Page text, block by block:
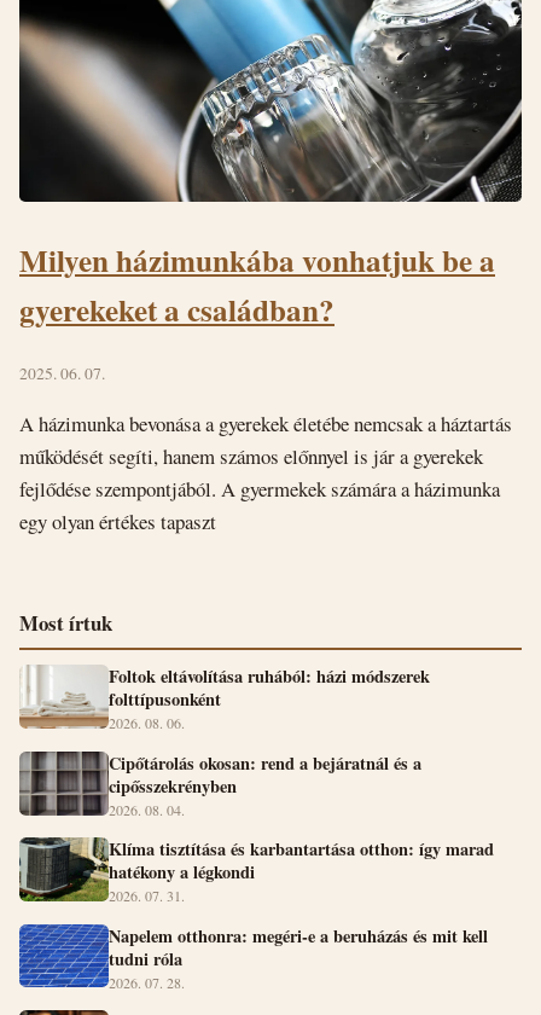
Milyen házimunkába vonhatjuk be a
gyerekeket a családban?
2025. 06. 07.
A házimunka bevonása a gyerekek életébe nemcsak a háztartás
működését segíti, hanem számos előnnyel is jár a gyerekek
fejlődése szempontjából. A gyermekek számára a házimunka
egy olyan értékes tapaszt
Most írtuk
Foltok eltávolítása ruhából: házi módszerek
folttípusonként
2026. 08. 06.
Cipőtárolás okosan: rend a bejáratnál és a
cipősszekrényben
2026. 08. 04.
Klíma tisztítása és karbantartása otthon: így marad
hatékony a légkondi
2026. 07. 31.
Napelem otthonra: megéri-e a beruházás és mit kell
tudni róla
2026. 07. 28.